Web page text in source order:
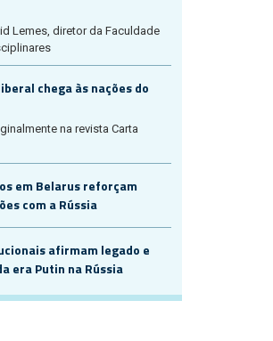
Lemes, diretor da Faculdade
chega às nações do
na revista Carta
em Belarus reforçam
com a Rússia
afirmam legado e
era Putin na Rússia